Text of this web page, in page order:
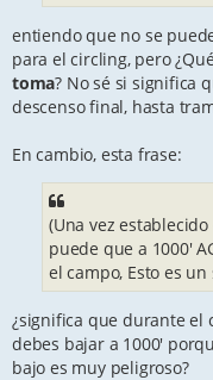
entiendo que no se
para el circling, pero
toma? No sé si significa
descenso final, hasta
En cambio, esta frase:
(Una vez
puede que a 1000'
el campo, Esto es
¿significa que durante el
debes bajar a 1000'
bajo es muy peligroso?